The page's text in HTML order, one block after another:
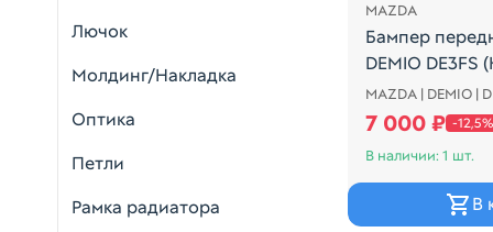
Лючок
Молдинг/Накладка
Оптика
Петли
Рамка радиатора
MAZDA
Бампер
DEMIO DE3FS
ЧЕРНЫЙ
MAZDA | DEMIO |
7 000 ₽ -12,5%
В наличии: 1 шт.
В
Распродажа